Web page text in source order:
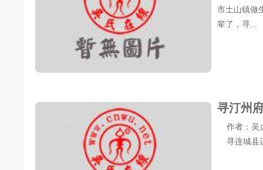
市土山镇做
辈了，寻...
寻汀州
作者：吴
寻连城县